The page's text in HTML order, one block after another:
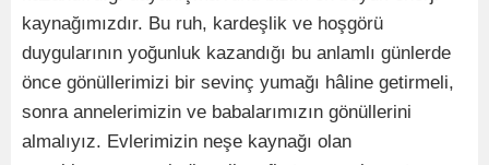
kaynağımızdır. Bu ruh, kardeşlik ve hoşgörü
duygularının yoğunluk kazandığı bu anlamlı günlerde
önce gönüllerimizi bir sevinç yumağı hâline getirmeli,
sonra annelerimizin ve babalarımızın gönüllerini
almalıyız. Evlerimizin neşe kaynağı olan